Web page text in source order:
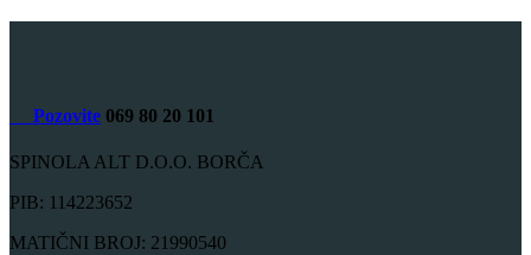
Pozovite 069 80 20 101
SPINOLA ALT D.O.O. BORČA
PIB: 114223652
MATIČNI BROJ: 21990540